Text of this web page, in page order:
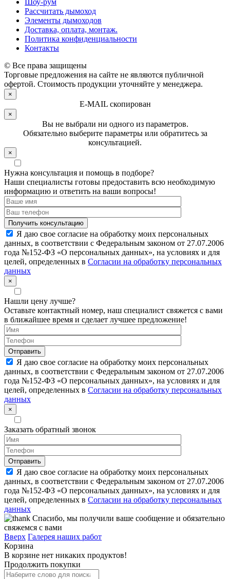
Рассчитать дымоход
Элементы дымоходов
Доставка, оплата, монтаж.
Политика конфиденциальности
Контакты
© Все права защищены
Торговые предложения на сайте не являются публичной
офертой. Стоимость продукции уточняйте у менеджера.
×
E-MAIL скопирован
×
Вы не выбрали ни одного из параметров.
Обязательно выберите параметры или обратитесь за
консультацией.
×
Нужна консультация и помощь в подборе?
Наши специалисты готовы предоставить всю необходимую
информацию и ответить на ваши вопросы!
Я даю свое согласие на обработку моих персональных
данных, в соответствии с Федеральным законом от 27.07.2006
года №152-ФЗ «О персональных данных», на условиях и для
целей, определенных в Согласии на обработку персональных
данных
×
Нашли цену лучше?
Оставьте контактный номер, наш специалист свяжется с вами
в ближайшее время и сделает лучшее предложение!
Я даю свое согласие на обработку моих персональных
данных, в соответствии с Федеральным законом от 27.07.2006
года №152-ФЗ «О персональных данных», на условиях и для
целей, определенных в Согласии на обработку персональных
данных
×
Заказать обратный звонок
Я даю свое согласие на обработку моих персональных
данных, в соответствии с Федеральным законом от 27.07.2006
года №152-ФЗ «О персональных данных», на условиях и для
целей, определенных в Согласии на обработку персональных
данных
Спасибо, мы получили ваше сообщение и обязательно
свяжемся с вами
Вверх Галерея наших работ
Корзина
В корзине нет никаких продуктов!
Продолжить покупки